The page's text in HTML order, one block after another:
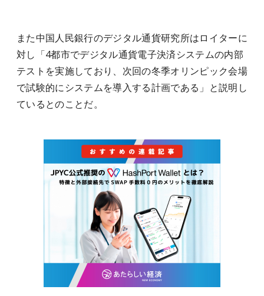
また中国人民銀行のデジタル通貨研究所はロイターに
対し「4都市でデジタル通貨電子決済システムの内部
テストを実施しており、次回の冬季オリンピック会場
で試験的にシステムを導入する計画である」と説明し
ているとのことだ。